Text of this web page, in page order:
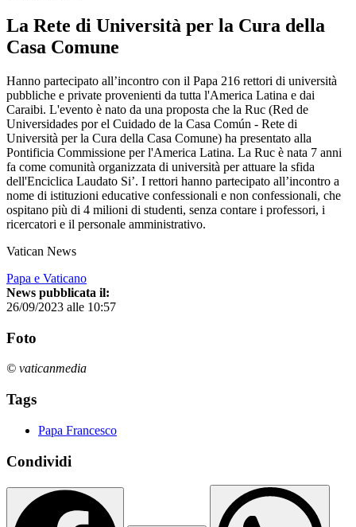
La Rete di Università per la Cura della
Casa Comune
Hanno partecipato all’incontro con il Papa 216 rettori di università
pubbliche e private provenienti da tutta l'America Latina e dai
Caraibi. L'evento è nato da una proposta che la Ruc (Red de
Universidades por el Cuidado de la Casa Común - Rete di
Università per la Cura della Casa Comune) ha presentato alla
Pontificia Commissione per l'America Latina. La Ruc è nata 7 anni
fa come comunità organizzata di università per attuare la sfida
dell'Enciclica Laudato Si’. I rettori hanno partecipato all’incontro a
nome di istituzioni educative confessionali e non confessionali, che
ospitano più di 4 milioni di studenti, senza contare i professori, i
ricercatori e il personale amministrativo.
Vatican News
Papa e Vaticano
News pubblicata il:
26/09/2023 alle 10:57
Foto
© vaticanmedia
Tags
Papa Francesco
Condividi